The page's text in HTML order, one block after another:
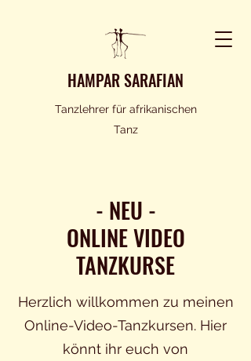
HAMPAR SARAFIAN
Tanzlehrer für afrikanischen
Tanz
- NEU -
ONLINE VIDEO
TANZKURSE
Herzlich willkommen zu meinen
Online-Video-Tanzkursen. Hier
könnt ihr euch von